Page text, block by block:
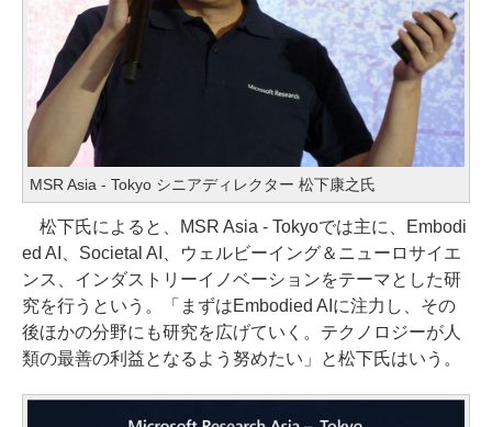
MSR Asia - Tokyo シニアディレクター 松下康之氏
松下氏によると、MSR Asia - Tokyoでは主に、Embodi
ed AI、Societal AI、ウェルビーイング＆ニューロサイエ
ンス、インダストリーイノベーションをテーマとした研
究を行うという。「まずはEmbodied AIに注力し、その
後ほかの分野にも研究を広げていく。テクノロジーが人
類の最善の利益となるよう努めたい」と松下氏はいう。